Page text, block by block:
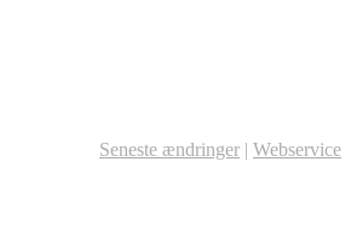
Seneste ændringer | Webservice